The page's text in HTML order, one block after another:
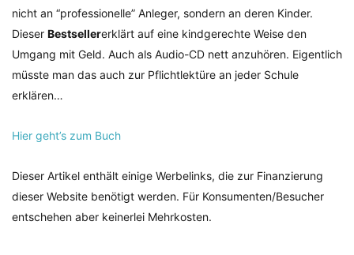
nicht an “professionelle” Anleger, sondern an deren Kinder.
Dieser Bestsellererklärt auf eine kindgerechte Weise den
Umgang mit Geld. Auch als Audio-CD nett anzuhören. Eigentlich
müsste man das auch zur Pflichtlektüre an jeder Schule
erklären…
Hier geht’s zum Buch
Dieser Artikel enthält einige Werbelinks, die zur Finanzierung
dieser Website benötigt werden. Für Konsumenten/Besucher
entschehen aber keinerlei Mehrkosten.